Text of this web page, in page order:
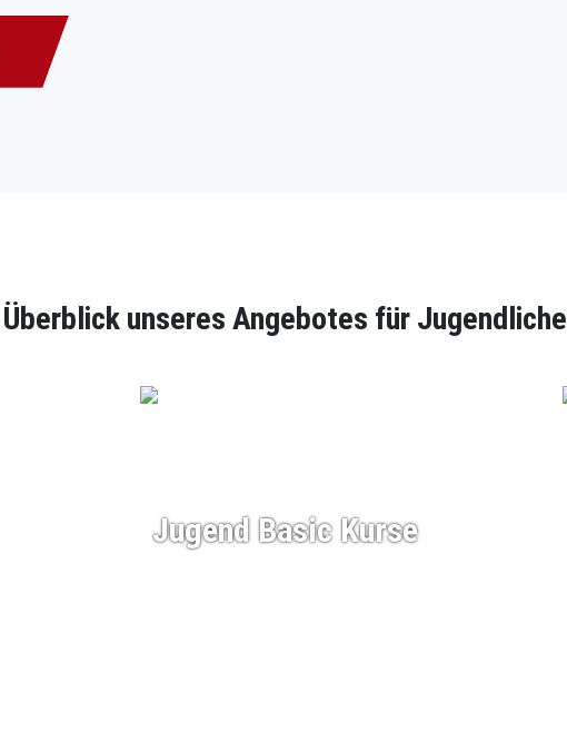
Überblick unseres Angebotes für Jugendliche
Jugend Basic Kurse